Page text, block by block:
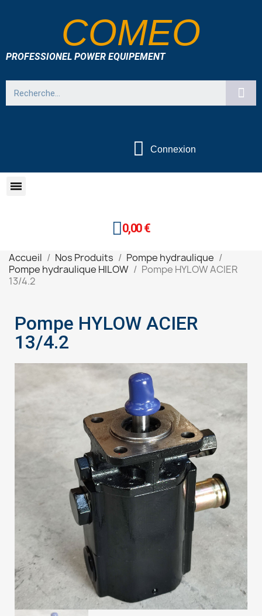
COMEO
PROFESSIONEL POWER EQUIPEMENT
Connexion
0,00 €
Accueil Nos Produits
Pompe hydraulique
Pompe hydraulique HILOW
Pompe HYLOW ACIER
13/4.2
Pompe HYLOW ACIER
13/4.2